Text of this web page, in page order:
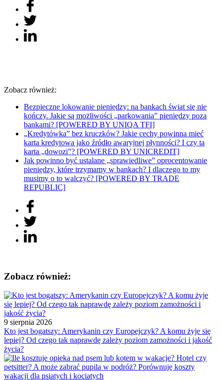
Zobacz również:
Bezpieczne lokowanie pieniędzy: na bankach świat się nie
kończy. Jakie są możliwości „parkowania” pieniędzy poza
bankami? [POWERED BY UNIQA TFI]
„Kredytówka” bez kruczków? Jakie cechy powinna mieć
karta kredytowa jako źródło awaryjnej płynności? I czy ta
karta „dowozi”? [POWERED BY UNICREDIT]
Jak powinno być ustalane „sprawiedliwe” oprocentowanie
pieniędzy, które trzymamy w bankach? I dlaczego to my
musimy o to walczyć? [POWERED BY TRADE
REPUBLIC]
Zobacz również:
9 sierpnia 2026
Kto jest bogatszy: Amerykanin czy Europejczyk? A komu żyje się
lepiej? Od czego tak naprawdę zależy poziom zamożności i jakość
życia?